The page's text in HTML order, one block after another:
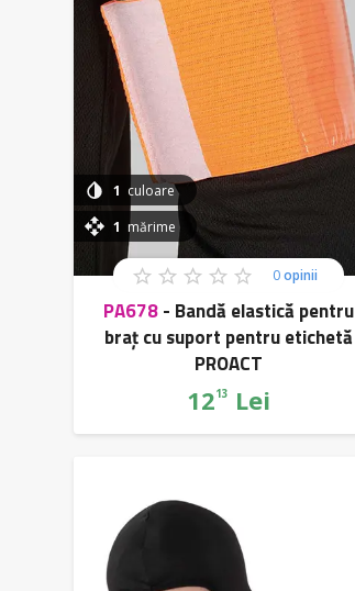
Culoare
Tonuri
Tonuri
Portocaliu
Tonuri
Albastru
0opinii
1 mărime
1 culoare
PA678- Bandă elastică pentru
braț cu suport pentru etichetă
PROACT
1213 Lei